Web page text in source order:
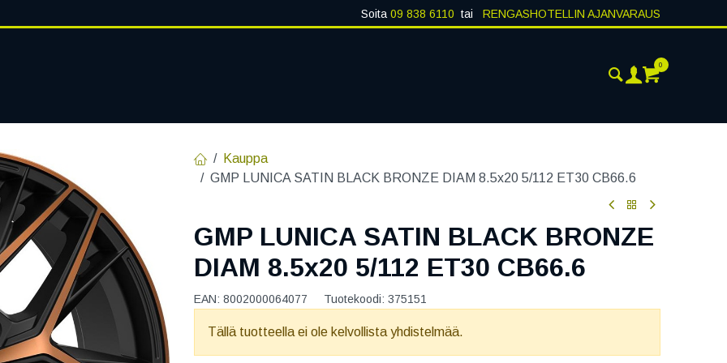
Soita 09 838 6110 tai RENGASHOTELLIN AJANVARAUS
0
Kauppa
GMP LUNICA SATIN BLACK BRONZE DIAM 8.5x20 5/112 ET30 CB66.6
GMP LUNICA SATIN BLACK BRONZE
DIAM 8.5x20 5/112 ET30 CB66.6
EAN: 8002000064077 Tuotekoodi: 375151
Tällä tuotteella ei ole kelvollista yhdistelmää.